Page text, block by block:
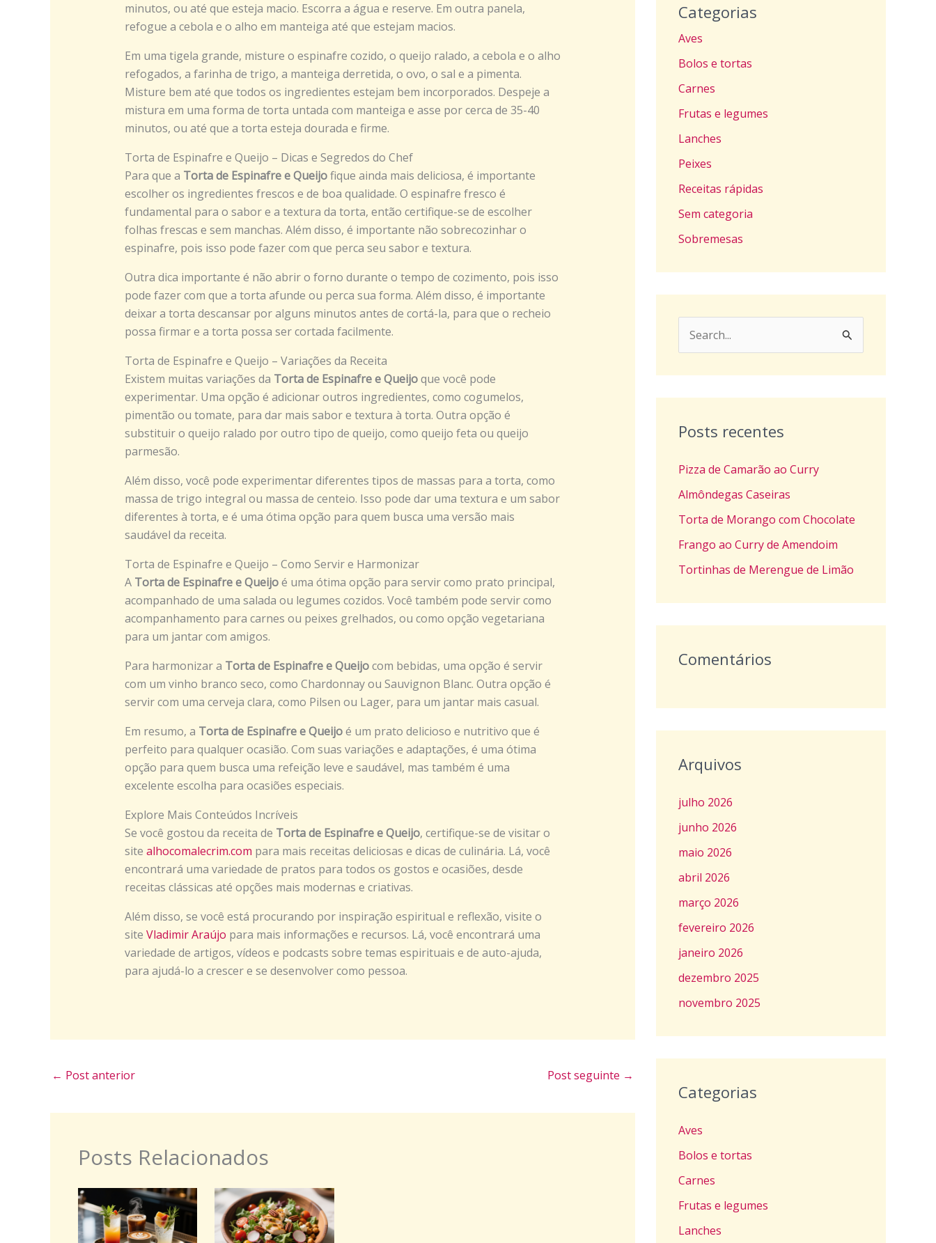
minutos, ou até que esteja macio. Escorra a água e reserve. Em outra panela,
refogue a cebola e o alho em manteiga até que estejam macios.
Em uma tigela grande, misture o espinafre cozido, o queijo ralado, a cebola e o alho
refogados, a farinha de trigo, a manteiga derretida, o ovo, o sal e a pimenta.
Misture bem até que todos os ingredientes estejam bem incorporados. Despeje a
mistura em uma forma de torta untada com manteiga e asse por cerca de 35-40
minutos, ou até que a torta esteja dourada e firme.
Torta de Espinafre e Queijo – Dicas e Segredos do Chef
Para que a Torta de Espinafre e Queijofique ainda mais deliciosa, é importante
escolher os ingredientes frescos e de boa qualidade. O espinafre fresco é
fundamental para o sabor e a textura da torta, então certifique-se de escolher
folhas frescas e sem manchas. Além disso, é importante não sobrecozinhar o
espinafre, pois isso pode fazer com que perca seu sabor e textura.
Outra dica importante é não abrir o forno durante o tempo de cozimento, pois isso
pode fazer com que a torta afunde ou perca sua forma. Além disso, é importante
deixar a torta descansar por alguns minutos antes de cortá-la, para que o recheio
possa firmar e a torta possa ser cortada facilmente.
Torta de Espinafre e Queijo – Variações da Receita
Existem muitas variações da Torta de Espinafre e Queijoque você pode
experimentar. Uma opção é adicionar outros ingredientes, como cogumelos,
pimentão ou tomate, para dar mais sabor e textura à torta. Outra opção é
substituir o queijo ralado por outro tipo de queijo, como queijo feta ou queijo
parmesão.
Além disso, você pode experimentar diferentes tipos de massas para a torta, como
massa de trigo integral ou massa de centeio. Isso pode dar uma textura e um sabor
diferentes à torta, e é uma ótima opção para quem busca uma versão mais
saudável da receita.
Torta de Espinafre e Queijo – Como Servir e Harmonizar
A Torta de Espinafre e Queijoé uma ótima opção para servir como prato principal,
acompanhado de uma salada ou legumes cozidos. Você também pode servir como
acompanhamento para carnes ou peixes grelhados, ou como opção vegetariana
para um jantar com amigos.
Para harmonizar a Torta de Espinafre e Queijocom bebidas, uma opção é servir
com um vinho branco seco, como Chardonnay ou Sauvignon Blanc. Outra opção é
servir com uma cerveja clara, como Pilsen ou Lager, para um jantar mais casual.
Em resumo, a Torta de Espinafre e Queijoé um prato delicioso e nutritivo que é
perfeito para qualquer ocasião. Com suas variações e adaptações, é uma ótima
opção para quem busca uma refeição leve e saudável, mas também é uma
excelente escolha para ocasiões especiais.
Explore Mais Conteúdos Incríveis
Se você gostou da receita de Torta de Espinafre e Queijo, certifique-se de visitar o
site alhocomalecrim.com para mais receitas deliciosas e dicas de culinária. Lá, você
encontrará uma variedade de pratos para todos os gostos e ocasiões, desde
receitas clássicas até opções mais modernas e criativas.
Além disso, se você está procurando por inspiração espiritual e reflexão, visite o
site Vladimir Araújo para mais informações e recursos. Lá, você encontrará uma
variedade de artigos, vídeos e podcasts sobre temas espirituais e de auto-ajuda,
para ajudá-lo a crescer e se desenvolver como pessoa.
← Post anterior Post seguinte →
Posts Relacionados
Categorias
Aves
Bolos e tortas
Carnes
Frutas e legumes
Lanches
Peixes
Receitas rápidas
Sem categoria
Sobremesas
u
s
a
r
p
:
Posts recentes
Pizza de Camarão ao Curry
Almôndegas Caseiras
Torta de Morango com Chocolate
Frango ao Curry de Amendoim
Tortinhas de Merengue de Limão
Comentários
Arquivos
julho 2026
junho 2026
maio 2026
abril 2026
março 2026
fevereiro 2026
janeiro 2026
dezembro 2025
novembro 2025
Categorias
Aves
Bolos e tortas
Carnes
Frutas e legumes
Lanches